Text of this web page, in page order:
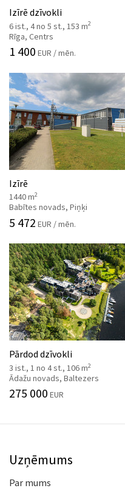
Izīrē dzīvokli
6 ist., 4 no 5 st., 153 m2
Rīga, Centrs
1 400 EUR / mēn.
Izīrē
1440 m2
Babītes novads, Piņķi
5 472 EUR / mēn.
Pārdod dzīvokli
3 ist., 1 no 4 st., 106 m2
Ādažu novads, Baltezers
275 000 EUR
Uzņēmums
Par mums